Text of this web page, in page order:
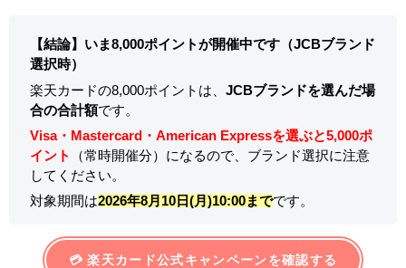
【結論】いま8,000ポイントが開催中です（JCBブランド
選択時）
楽天カードの8,000ポイントは、 JCBブランドを選んだ場
合の合計額です。
Visa・Mastercard・American Expressを選ぶと5,000ポ
イント
（常時開催分）になるので、ブランド選択に注意
してください。
対象期間は2026年8月10日(月)10:00までです。
💳 楽天カード公式キャンペーンを確認する